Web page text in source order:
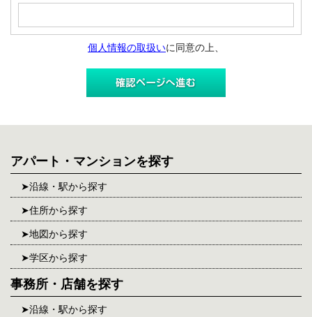
個人情報の取扱いに同意の上、
アパート・マンションを探す
沿線・駅から探す
住所から探す
地図から探す
学区から探す
事務所・店舗を探す
沿線・駅から探す